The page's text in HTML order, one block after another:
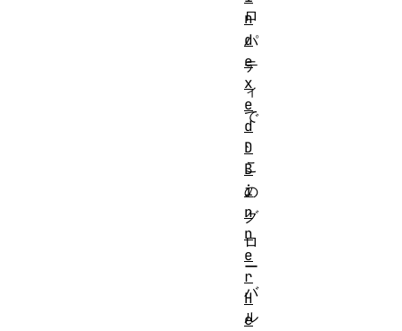
ロ
パ
テ
ィ
で
、
こ
の
グ
ロ
ー
バ
ル
n
d
e
x
e
d
D
B
i
n
n
e
r
H
e